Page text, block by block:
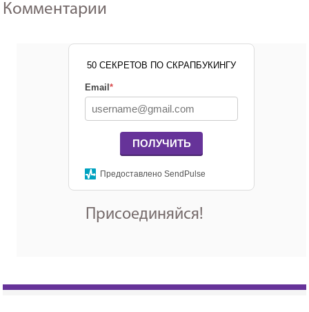
Комментарии
50 СЕКРЕТОВ ПО СКРАПБУКИНГУ
Email *
ПОЛУЧИТЬ
Предоставлено SendPulse
Присоединяйся!